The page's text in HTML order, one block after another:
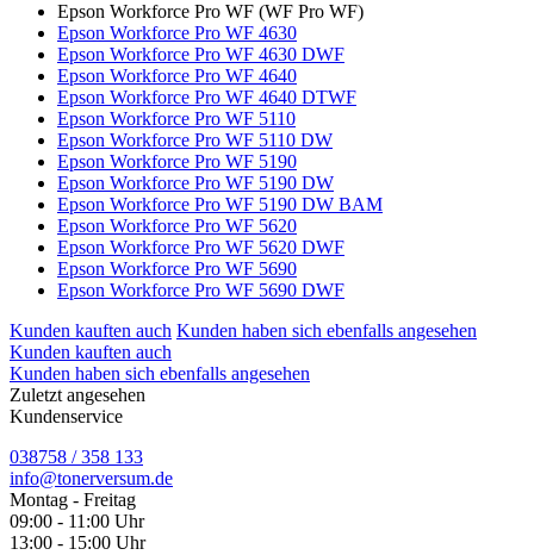
Epson Workforce Pro WF (WF Pro WF)
Epson Workforce Pro WF 4630
Epson Workforce Pro WF 4630 DWF
Epson Workforce Pro WF 4640
Epson Workforce Pro WF 4640 DTWF
Epson Workforce Pro WF 5110
Epson Workforce Pro WF 5110 DW
Epson Workforce Pro WF 5190
Epson Workforce Pro WF 5190 DW
Epson Workforce Pro WF 5190 DW BAM
Epson Workforce Pro WF 5620
Epson Workforce Pro WF 5620 DWF
Epson Workforce Pro WF 5690
Epson Workforce Pro WF 5690 DWF
Kunden kauften auch Kunden haben sich ebenfalls angesehen
Kunden kauften auch
Kunden haben sich ebenfalls angesehen
Zuletzt angesehen
Kundenservice
038758 / 358 133
info@tonerversum.de
Montag - Freitag
09:00 - 11:00 Uhr
13:00 - 15:00 Uhr